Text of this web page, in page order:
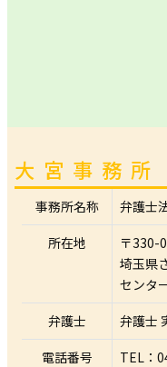
大宮事務所
事務所名称
弁護士
所在地
〒330-
埼玉県
センタ
弁護士
弁護士
電話番号
TEL：